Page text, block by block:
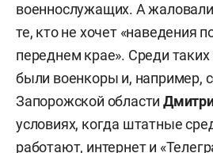
военнослужащих. А
те, кто не хочет «наведения
переднем крае». Среди
были военкоры и, например,
Запорожской области
условиях, когда штатные
работают, интернет и